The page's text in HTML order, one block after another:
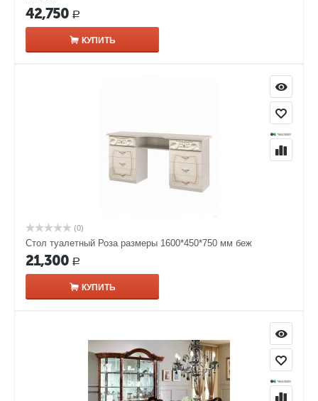
42,750 Р
КУПИТЬ
(0)
Стол туалетный Роза размеры 1600*450*750 мм беж
21,300 Р
КУПИТЬ